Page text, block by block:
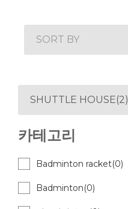
SORT BY
SHUTTLE HOUSE(2)
카테고리
Badminton racket(0)
Badminton(0)